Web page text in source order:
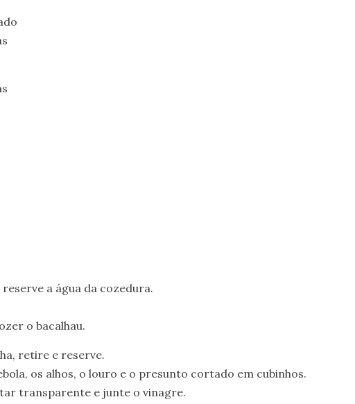
a água da cozedura.
o bacalhau.
retire e reserve.
os alhos, o louro e o presunto cortado em cubinhos.
transparente e junte o vinagre.